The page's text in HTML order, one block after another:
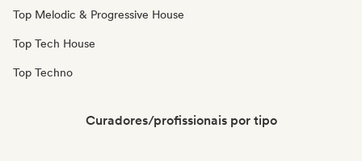
Top Melodic & Progressive House
Top Tech House
Top Techno
Curadores/profissionais por tipo